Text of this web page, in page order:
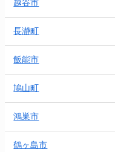
越谷市
長瀞町
飯能市
鳩山町
鴻巣市
鶴ヶ島市